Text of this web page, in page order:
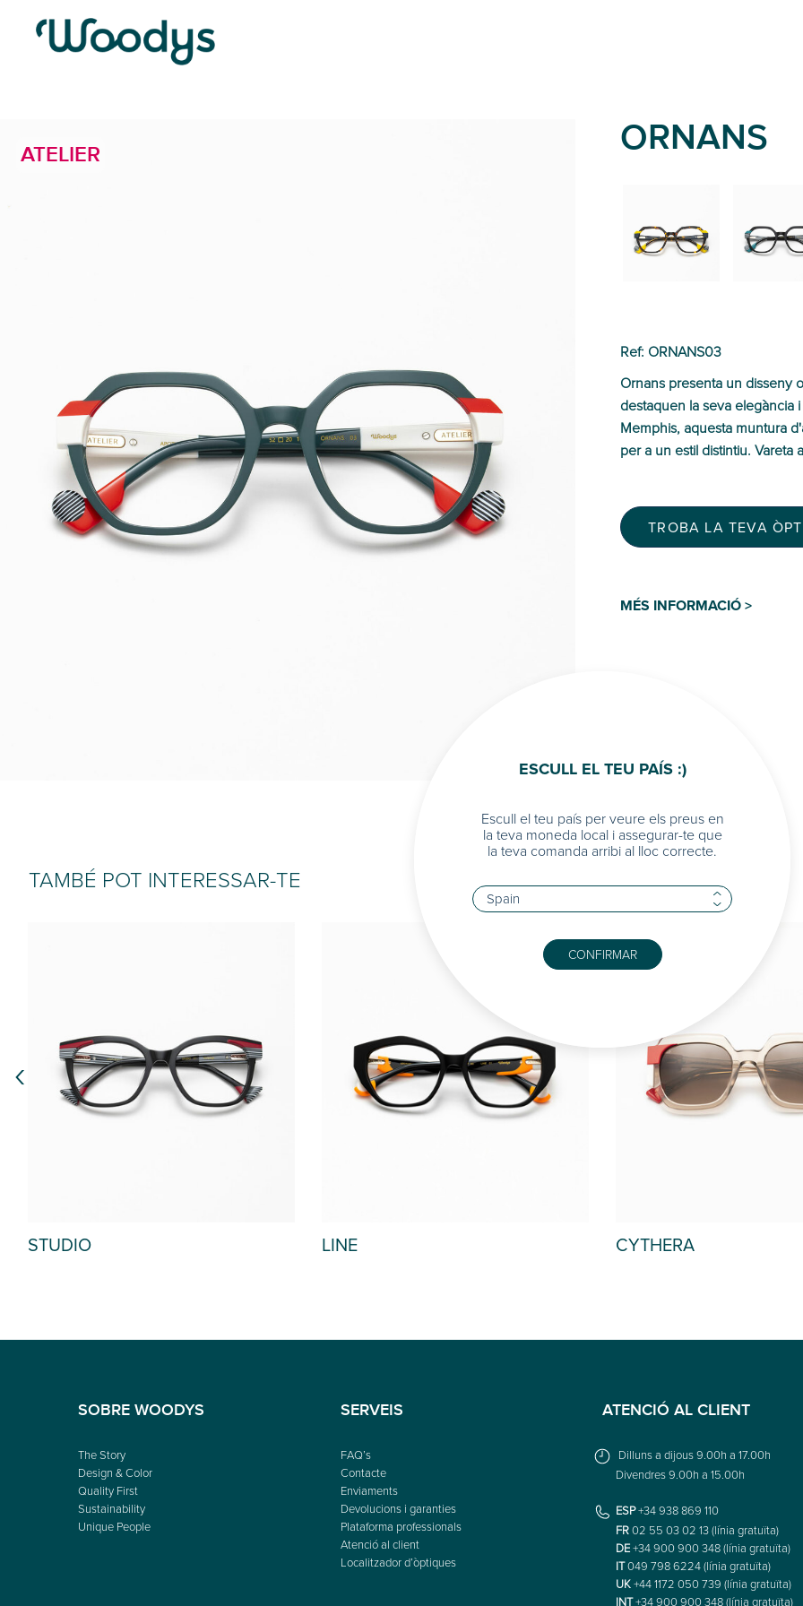
ATELIER ORNANS
Ref: ORNANS03
Ornans presenta un disseny
destaquen la seva elegància
Memphis, aquesta muntura
per a un estil distintiu. Vareta
TROBA LA TEVA
MÉS INFORMACIÓ >
TAMBÉ POT INTERESSAR-TE
STUDIO LINE CYTHERA
‹
SOBRE WOODYS
The Story
Design & Color
Quality First
Sustainability
Unique People
SERVEIS
FAQ’s
Contacte
Enviaments
Devolucions i garanties
Plataforma professionals
Atenció al client
Localitzador d’òptiques
ATENCIÓ AL CLIENT
Dilluns a dijous 9.00h a 17.00h
Divendres 9.00h a 15.00h
ESP+34 938 869 110
FR02 55 03 02 13 (línia gratuïta)
DE+34 900 900 348 (línia gratuïta)
IT049 798 6224 (línia gratuïta)
UK+44 1172 050 739 (línia gratuïta)
INT+34 900 900 348 (línia gratuïta)
ESCULL EL TEU PAÍS :)
Escull el teu país per veure els preus en
la teva moneda local i assegurar-te que
la teva comanda arribi al lloc correcte.
CONFIRMAR